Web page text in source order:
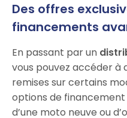
Des offres
financements
En passant par un
vous pouvez accéder à
remises sur certains
options de
d’une moto neuve ou